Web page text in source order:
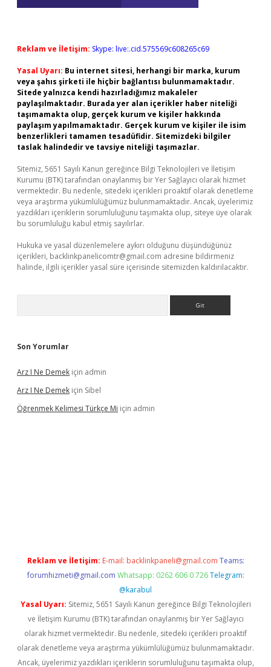
Reklam ve İletişim: Skype: live:.cid.575569c608265c69
Yasal Uyarı: Bu internet sitesi, herhangi bir marka, kurum
veya şahıs şirketi ile hiçbir bağlantısı bulunmamaktadır.
Sitede yalnızca kendi hazırladığımız makaleler
paylaşılmaktadır. Burada yer alan içerikler haber niteliği
taşımamakta olup, gerçek kurum ve kişiler hakkında
paylaşım yapılmamaktadır. Gerçek kurum ve kişiler ile isim
benzerlikleri tamamen tesadüfidir. Sitemizdeki bilgiler
taslak halindedir ve tavsiye niteliği taşımazlar.
Sitemiz, 5651 Sayılı Kanun gereğince Bilgi Teknolojileri ve İletişim
Kurumu (BTK) tarafından onaylanmış bir Yer Sağlayıcı olarak hizmet
vermektedir. Bu nedenle, sitedeki içerikleri proaktif olarak denetleme
veya araştırma yükümlülüğümüz bulunmamaktadır. Ancak, üyelerimiz
yazdıkları içeriklerin sorumluluğunu taşımakta olup, siteye üye olarak
bu sorumluluğu kabul etmiş sayılırlar.
Hukuka ve yasal düzenlemelere aykırı olduğunu düşündüğünüz
içerikleri, backlinkpanelicomtr@gmail.com adresine bildirmeniz
halinde, ilgili içerikler yasal süre içerisinde sitemizden kaldırılacaktır.
Son Yorumlar
Arz I Ne Demek için admin
Arz I Ne Demek için Sibel
Öğrenmek Kelimesi Türkçe Mi için admin
Reklam ve İletişim: E-mail: backlinkpaneli@gmail.com Teams:
forumhizmeti@gmail.com Whatsapp: 0262 606 0 726 Telegram:
@karabul
Yasal Uyarı: Sitemiz, 5651 Sayılı Kanun gereğince Bilgi Teknolojileri
ve İletişim Kurumu (BTK) tarafından onaylanmış bir Yer Sağlayıcı
olarak hizmet vermektedir. Bu nedenle, sitedeki içerikleri proaktif
olarak denetleme veya araştırma yükümlülüğümüz bulunmamaktadır.
Ancak, üyelerimiz yazdıkları içeriklerin sorumluluğunu taşımakta olup,